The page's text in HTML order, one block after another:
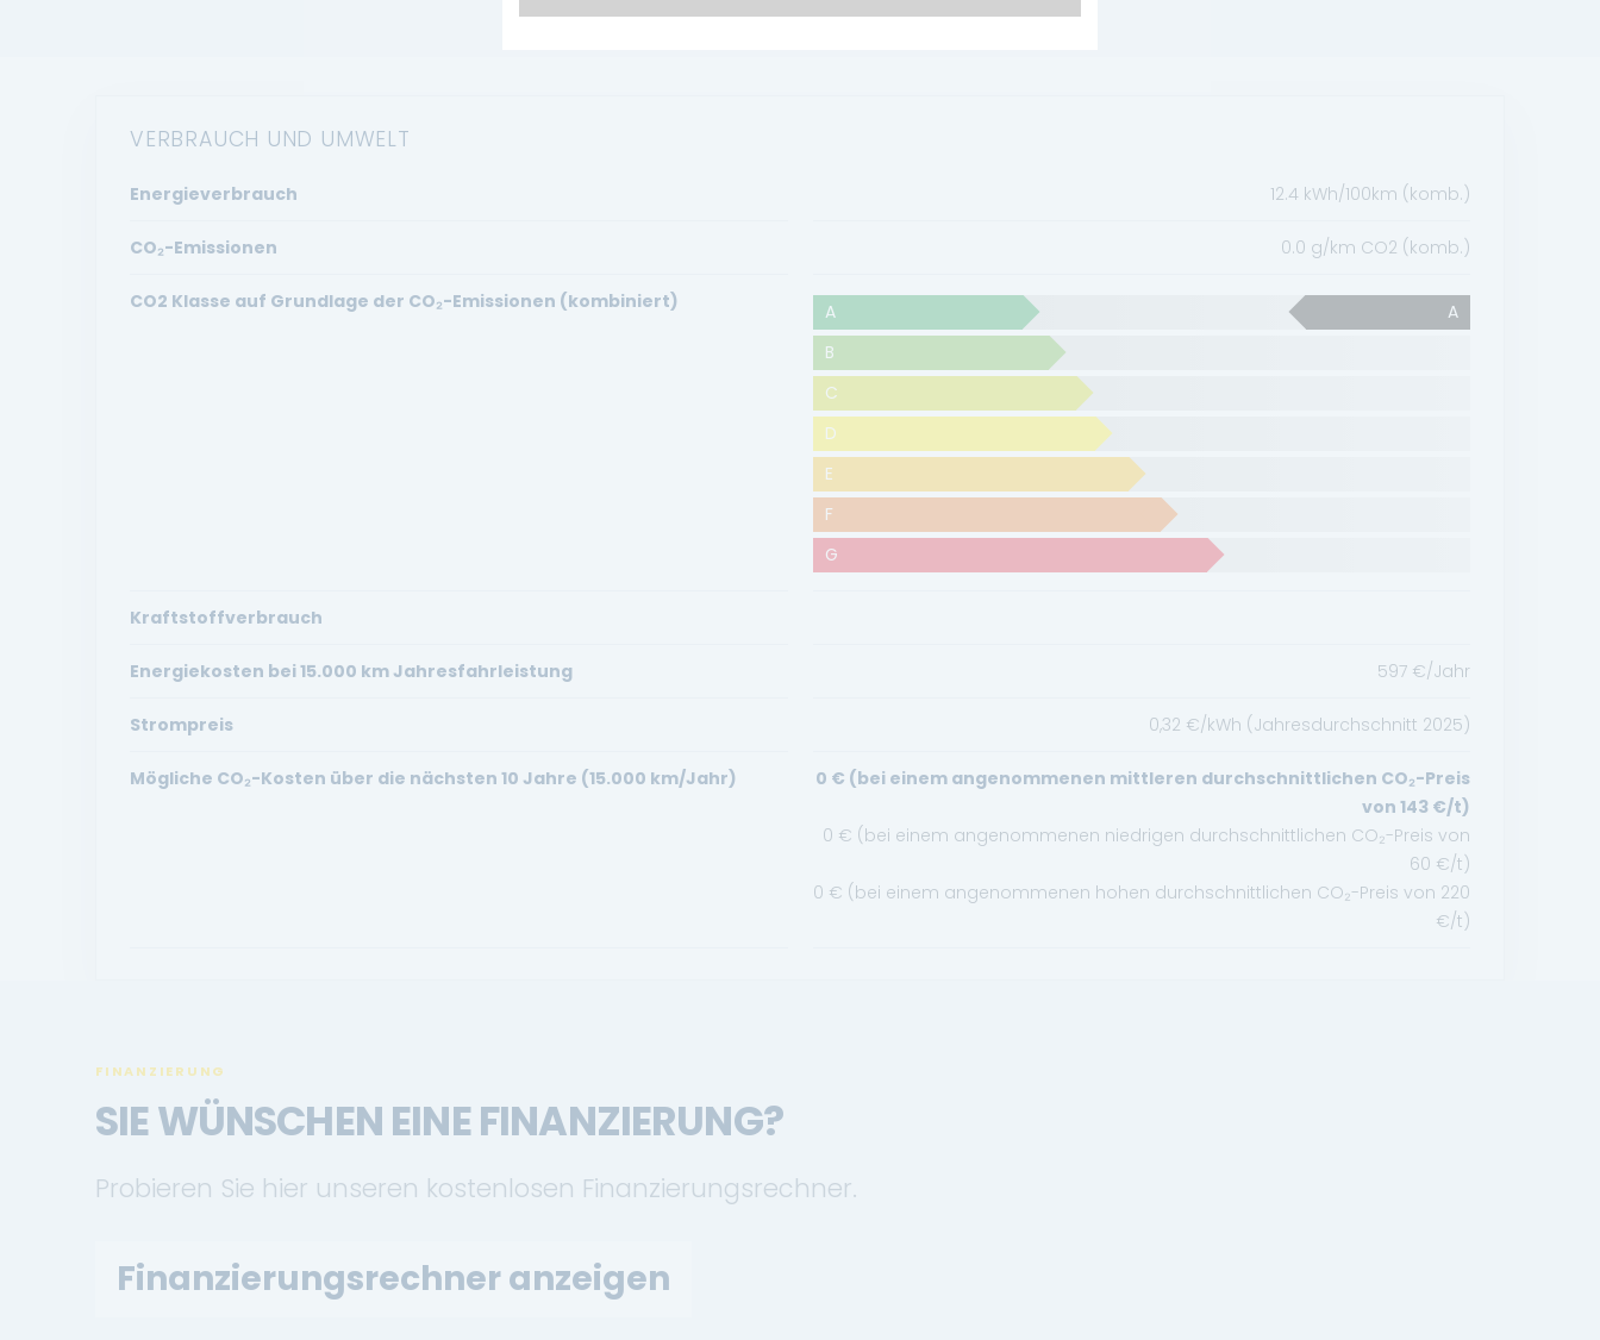
VERBRAUCH UND UMWELT
Energieverbrauch 12.4 kWh/100km (komb.)
CO₂-Emissionen 0.0 g/km CO2 (komb.)
CO2 Klasse auf Grundlage der CO₂-Emissionen (kombiniert) A
A
B
C
D
E
F
G
Kraftstoffverbrauch
Energiekosten bei 15.000 km Jahresfahrleistung 597 €/Jahr
Strompreis 0,32 €/kWh (Jahresdurchschnitt 2025)
Mögliche CO₂-Kosten über die nächsten 10 Jahre (15.000 km/Jahr) 0 € (bei einem angenommenen mittleren durchschnittlichen CO₂-Preis
von 143 €/t)
0 € (bei einem angenommenen niedrigen durchschnittlichen CO₂-Preis von
60 €/t)
0 € (bei einem angenommenen hohen durchschnittlichen CO₂-Preis von 220
€/t)
FINANZIERUNG
SIE WÜNSCHEN EINE FINANZIERUNG?
Probieren Sie hier unseren kostenlosen Finanzierungsrechner.
Finanzierungsrechner anzeigen